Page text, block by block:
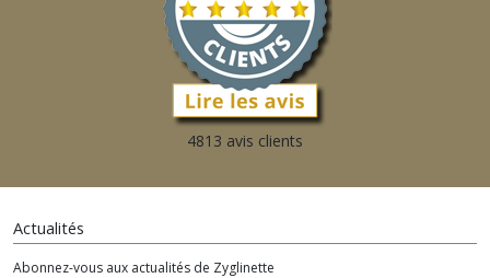
4813 avis clients
Actualités
Abonnez-vous aux actualités de Zyglinette